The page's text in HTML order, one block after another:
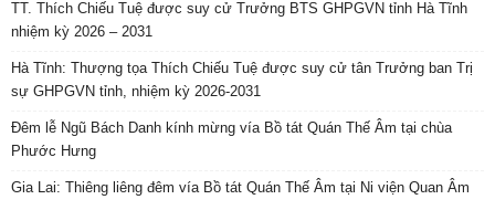
TT. Thích Chiếu Tuệ được suy cử Trưởng BTS GHPGVN tỉnh Hà Tĩnh
nhiệm kỳ 2026 – 2031
Hà Tĩnh: Thượng tọa Thích Chiếu Tuệ được suy cử tân Trưởng ban Trị
sự GHPGVN tỉnh, nhiệm kỳ 2026-2031
Đêm lễ Ngũ Bách Danh kính mừng vía Bồ tát Quán Thế Âm tại chùa
Phước Hưng
Gia Lai: Thiêng liêng đêm vía Bồ tát Quán Thế Âm tại Ni viện Quan Âm